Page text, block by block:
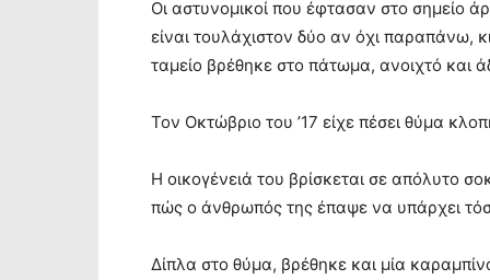
Οι αστυνομικοί που έφτασαν στο σημείο
είναι τουλάχιστον δύο αν όχι παραπάνω,
ταμείο βρέθηκε στο πάτωμα, ανοιχτό και
Τον Οκτώβριο του ’17 είχε πέσει θύμα
Η οικογένειά του βρίσκεται σε απόλυτο
πώς ο άνθρωπός της έπαψε να υπάρχει
Δίπλα στο θύμα, βρέθηκε και μία